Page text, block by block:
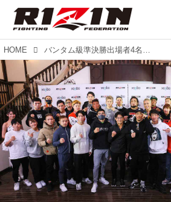
HOME バンタム級準決勝出場者4名を含む、全選手が計量クリア！Yogibo presents RIZIN.33 公開計量結果